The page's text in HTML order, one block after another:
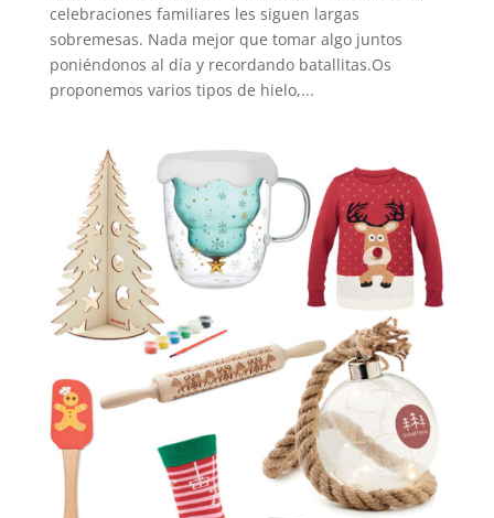
celebraciones familiares les siguen largas
sobremesas. Nada mejor que tomar algo juntos
poniéndonos al día y recordando batallitas.Os
proponemos varios tipos de hielo,...